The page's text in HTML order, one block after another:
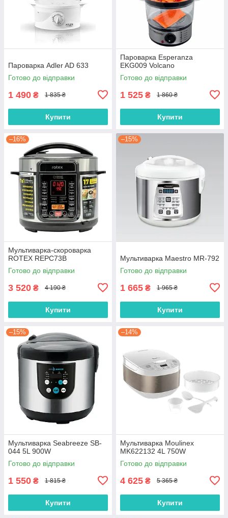
Пароварка Adler AD 633
Готово до відправки
1 490 ₴ 1 835 ₴
Купити
Пароварка Esperanza
EKG009 Volcano
Готово до відправки
1 525 ₴ 1 860 ₴
Купити
–16%
Мультиварка-скороварка
ROTEX REPC73B
Готово до відправки
3 520 ₴ 4 190 ₴
Купити
–15%
Мультиварка Maestro MR-792
Готово до відправки
1 665 ₴ 1 965 ₴
Купити
–15%
Мультиварка Seabreeze SB-
044 5L 900W
Готово до відправки
1 550 ₴ 1 815 ₴
Купити
–14%
Мультиварка Moulinex
MK622132 4L 750W
Готово до відправки
4 625 ₴ 5 365 ₴
Купити